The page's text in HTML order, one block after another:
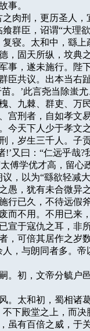
事。
肉刑，更历圣人，
群臣，诏谓“大理
寝。太和中，繇上
，固天所纵，坟典
事，遂未施行。陛
臣共议。出本当右
。’此言尧当除蚩尤
、九棘、群吏、万
宫刑者，自如孝文
今天下人少于孝文
，岁生三千人。子
又曰：“仁远乎哉?
傅学优才高，留心
，以为“繇欲轻减
愚，犹有未合微异
行已久，不待远假
而不用。不用已来
宣于寇仇之耳，非
，可倍其居作之岁
，与朗同者多。帝
。初，文帝分毓户
。太和初，蜀相诸
下殿堂之上，而决
虽有百倍之威，于